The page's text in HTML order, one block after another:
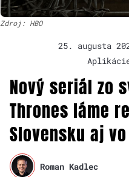
Zdroj: HBO
25. augusta
Nový seriál zo
Thrones láme
Slovensku aj
Roman Kadlec